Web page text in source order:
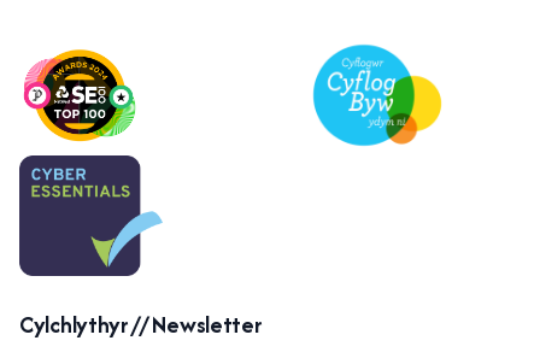
Cylchlythyr // Newsletter